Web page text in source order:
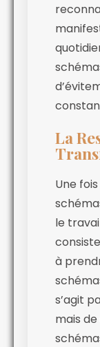
La
Une
le
à
s’agit
mais